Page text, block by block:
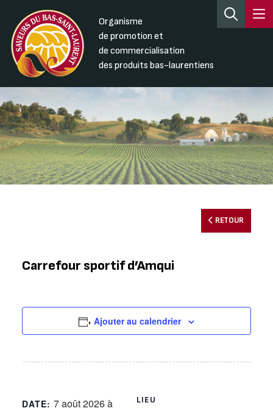
Organisme
de promotion et
de commercialisation
des produits bas-laurentiens
RETOUR
Carrefour sportif d’Amqui
Ajouter au calendrier
DATE:7 août 2026 à
LIEU